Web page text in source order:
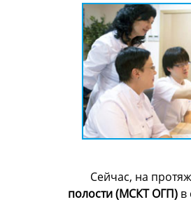
Сейчас, на
полости (МСКТ ОГП) в